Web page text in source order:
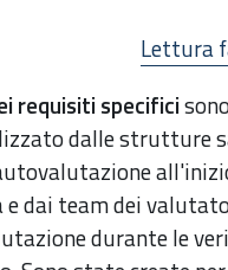
Lettura
requisiti specifici
dalle strutture
dai team dei
durante le